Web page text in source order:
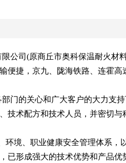
公司(原商丘市奥科保温耐火材
便捷，京九、陇海铁路、连霍
部门的关心和广大客户的大力支
技术配方和技术人员，并密切
环境、职业健康安全管理体系
已形成强大的技术优势和产品优